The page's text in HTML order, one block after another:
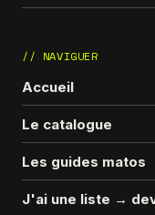
// NAVIGUER
Accueil
Le catalogue
Les guides matos
J'ai une liste →